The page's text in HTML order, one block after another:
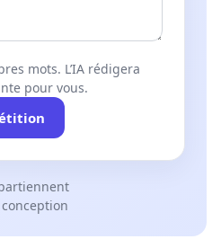
mots. L’IA rédigera
pour vous.